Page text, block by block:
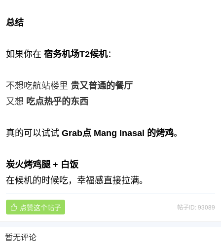
总结
如果你在 宿务机场T2候机：
不想吃航站楼里 贵又普通的餐厅
又想 吃点热乎的东西
真的可以试试 Grab点 Mang Inasal 的烤鸡。
炭火烤鸡腿 + 白饭
在候机的时候吃，幸福感直接拉满。
帖子ID: 93089
 点赞这个帖子
暂无评论